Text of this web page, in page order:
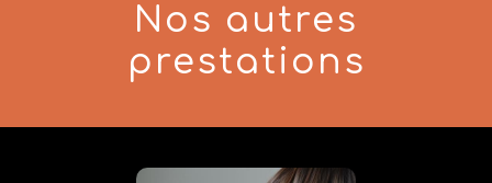
Nos autres
prestations